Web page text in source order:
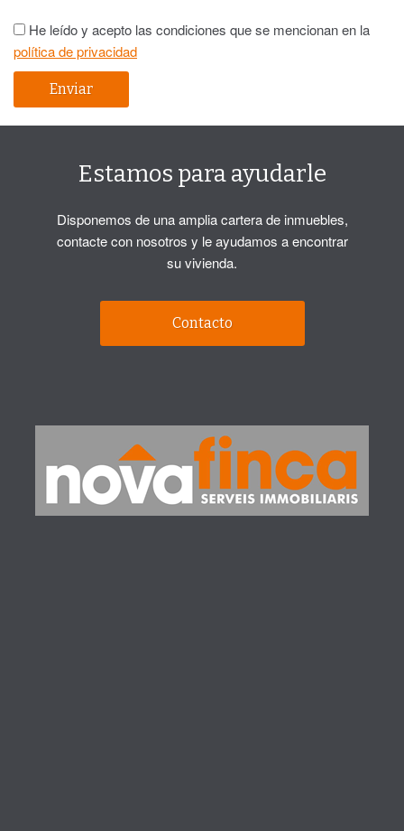
He leído y acepto las condiciones que se mencionan en la
política de privacidad
Estamos para ayudarle
Disponemos de una amplia cartera de inmuebles,
contacte con nosotros y le ayudamos a encontrar
su vivienda.
Contacto